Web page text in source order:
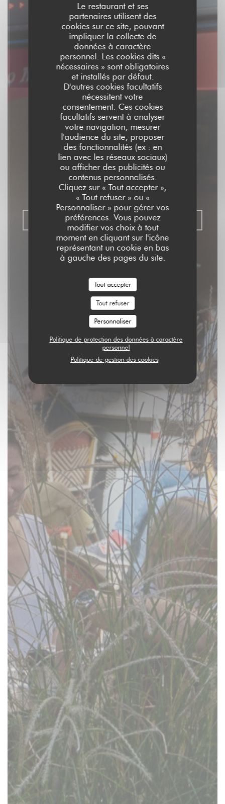
Le restaurant et ses
partenaires utilisent des
cookies sur ce site, pouvant
impliquer la collecte de
données à caractère
personnel. Les cookies dits «
nécessaires » sont obligatoires
et installés par défaut.
D'autres cookies facultatifs
nécessitent votre
consentement. Ces cookies
facultatifs servent à analyser
votre navigation, mesurer
l'audience du site, proposer
des fonctionnalités (ex : en
lien avec les réseaux sociaux)
ou afficher des publicités ou
contenus personnalisés.
Cliquez sur « Tout accepter »,
« Tout refuser » ou «
Personnaliser » pour gérer vos
préférences. Vous pouvez
modifier vos choix à tout
moment en cliquant sur l'icône
représentant un cookie en bas
à gauche des pages du site.
Tout accepter
Tout refuser
Personnaliser
Politique de protection des données à caractère
personnel
Politique de gestion des cookies
Aux Dés Calés 17 -
Legendre
RESTAURANT - BISTROT - BAR|
RÉSERVER